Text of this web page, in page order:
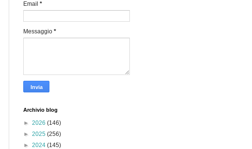
Email *
Messaggio *
Archivio blog
► 2026 (146)
► 2025 (256)
► 2024 (145)